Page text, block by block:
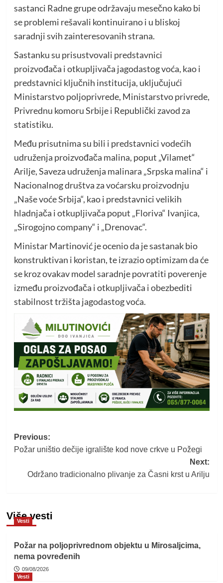
sastanci Radne grupe održavaju mesečno kako bi
se problemi rešavali kontinuirano i u bliskoj
saradnji svih zainteresovanih strana.
Sastanku su prisustvovali predstavnici
proizvođača i otkupljivača jagodastog voća, kao i
predstavnici ključnih institucija, uključujući
Ministarstvo poljoprivrede, Ministarstvo privrede,
Privrednu komoru Srbije i Republički zavod za
statistiku.
Među prisutnima su bili i predstavnici vodećih
udruženja proizvođača malina, poput „Vilamet“
Arilje, Saveza udruženja malinara „Srpska malina“ i
Nacionalnog društva za voćarsku proizvodnju
„Naše voće Srbija“, kao i predstavnici velikih
hladnjača i otkupljivača poput „Floriva“ Ivanjica,
„Sirogojno company“ i „Drenovac“.
Ministar Martinović je ocenio da je sastanak bio
konstruktivan i koristan, te izrazio optimizam da će
se kroz ovakav model saradnje povratiti poverenje
između proizvođača i otkupljivača i obezbediti
stabilnost tržišta jagodastog voća.
Post
navigation
Previous:
Požar uništio dečije igralište kod nove crkve u Požegi
Next:
Održano tradicionalno plivanje za Časni krst u Arilju
Više vesti
Vesti
Požar na poljoprivrednom objektu u Mirosaljcima,
nema povređenih
09/08/2026
Vesti